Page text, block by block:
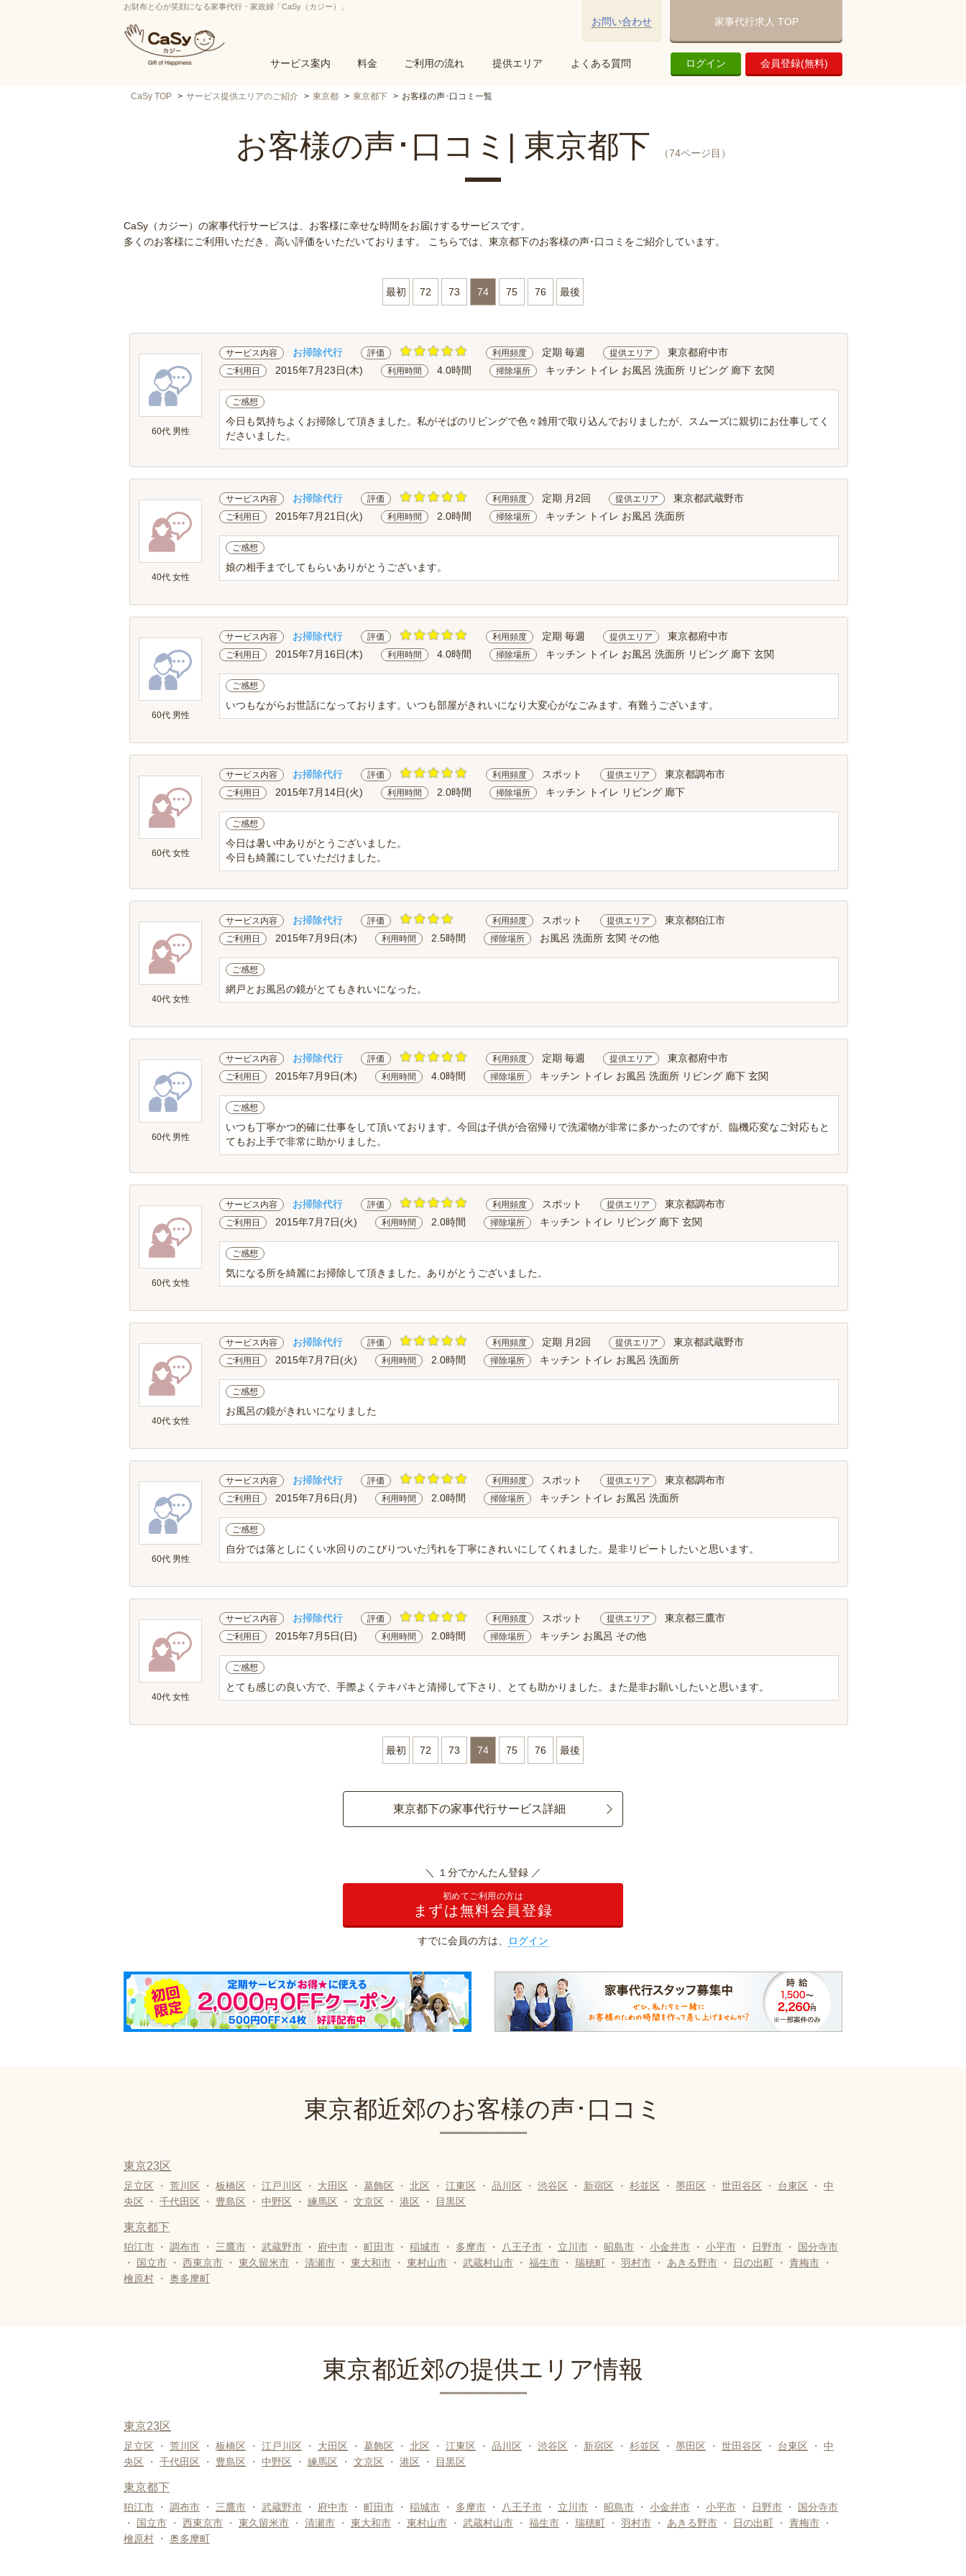
お財布と心が笑顔になる家事代行・家政婦「CaSy（カジー）」
サービス案内 料金 ご利用の流れ 提供エリア よくある質問 ログイン 会員登録(無料)
お問い合わせ 家事代行求人 TOP
CaSy TOP サービス提供エリアのご紹介 東京都 東京都下 お客様の声･口コミ一覧
お客様の声･口コミ| 東京都下 （74ページ目）
CaSy（カジー）の家事代行サービスは、お客様に幸せな時間をお届けするサービスです。
多くのお客様にご利用いただき、高い評価をいただいております。 こちらでは、東京都下のお客様の声･口コミをご紹介しています。
最初 72 73 74 75 76 最後
60代 男性
サービス内容 お掃除代行 評価 利用頻度 定期 毎週 提供エリア 東京都府中市
ご利用日 2015年7月23日(木) 利用時間 4.0時間 掃除場所 キッチン トイレ お風呂 洗面所 リビング 廊下 玄関
ご感想
今日も気持ちよくお掃除して頂きました。私がそばのリビングで色々雑用で取り込んでおりましたが、スムーズに親切にお仕事してく
ださいました。
40代 女性
サービス内容 お掃除代行 評価 利用頻度 定期 月2回 提供エリア 東京都武蔵野市
ご利用日 2015年7月21日(火) 利用時間 2.0時間 掃除場所 キッチン トイレ お風呂 洗面所
ご感想
娘の相手までしてもらいありがとうございます。
60代 男性
サービス内容 お掃除代行 評価 利用頻度 定期 毎週 提供エリア 東京都府中市
ご利用日 2015年7月16日(木) 利用時間 4.0時間 掃除場所 キッチン トイレ お風呂 洗面所 リビング 廊下 玄関
ご感想
いつもながらお世話になっております。いつも部屋がきれいになり大変心がなごみます。有難うございます。
60代 女性
サービス内容 お掃除代行 評価 利用頻度 スポット 提供エリア 東京都調布市
ご利用日 2015年7月14日(火) 利用時間 2.0時間 掃除場所 キッチン トイレ リビング 廊下
ご感想
今日は暑い中ありがとうございました。
今日も綺麗にしていただけました。
40代 女性
サービス内容 お掃除代行 評価 利用頻度 スポット 提供エリア 東京都狛江市
ご利用日 2015年7月9日(木) 利用時間 2.5時間 掃除場所 お風呂 洗面所 玄関 その他
ご感想
網戸とお風呂の鏡がとてもきれいになった。
60代 男性
サービス内容 お掃除代行 評価 利用頻度 定期 毎週 提供エリア 東京都府中市
ご利用日 2015年7月9日(木) 利用時間 4.0時間 掃除場所 キッチン トイレ お風呂 洗面所 リビング 廊下 玄関
ご感想
いつも丁寧かつ的確に仕事をして頂いております。今回は子供が合宿帰りで洗濯物が非常に多かったのですが、臨機応変なご対応もと
てもお上手で非常に助かりました。
60代 女性
サービス内容 お掃除代行 評価 利用頻度 スポット 提供エリア 東京都調布市
ご利用日 2015年7月7日(火) 利用時間 2.0時間 掃除場所 キッチン トイレ リビング 廊下 玄関
ご感想
気になる所を綺麗にお掃除して頂きました。ありがとうございました。
40代 女性
サービス内容 お掃除代行 評価 利用頻度 定期 月2回 提供エリア 東京都武蔵野市
ご利用日 2015年7月7日(火) 利用時間 2.0時間 掃除場所 キッチン トイレ お風呂 洗面所
ご感想
お風呂の鏡がきれいになりました
60代 男性
サービス内容 お掃除代行 評価 利用頻度 スポット 提供エリア 東京都調布市
ご利用日 2015年7月6日(月) 利用時間 2.0時間 掃除場所 キッチン トイレ お風呂 洗面所
ご感想
自分では落としにくい水回りのこびりついた汚れを丁寧にきれいにしてくれました。是非リピートしたいと思います。
40代 女性
サービス内容 お掃除代行 評価 利用頻度 スポット 提供エリア 東京都三鷹市
ご利用日 2015年7月5日(日) 利用時間 2.0時間 掃除場所 キッチン お風呂 その他
ご感想
とても感じの良い方で、手際よくテキパキと清掃して下さり、とても助かりました。また是非お願いしたいと思います。
最初 72 73 74 75 76 最後
東京都下の家事代行サービス詳細
＼ １分でかんたん登録 ／
初めてご利用の方は
まずは無料会員登録
すでに会員の方は、 ログイン
東京都近郊のお客様の声･口コミ
東京23区
足立区 ・ 荒川区 ・ 板橋区 ・ 江戸川区 ・ 大田区 ・ 葛飾区 ・ 北区 ・ 江東区 ・ 品川区 ・ 渋谷区 ・ 新宿区 ・ 杉並区 ・ 墨田区 ・ 世田谷区 ・ 台東区 ・ 中
央区 ・ 千代田区 ・ 豊島区 ・ 中野区 ・ 練馬区 ・ 文京区 ・ 港区 ・ 目黒区
東京都下
狛江市 ・ 調布市 ・ 三鷹市 ・ 武蔵野市 ・ 府中市 ・ 町田市 ・ 稲城市 ・ 多摩市 ・ 八王子市 ・ 立川市 ・ 昭島市 ・ 小金井市 ・ 小平市 ・ 日野市 ・
国分寺市
・
国立市 ・ 西東京市 ・ 東久留米市 ・ 清瀬市 ・ 東大和市 ・ 東村山市 ・ 武蔵村山市 ・ 福生市 ・ 瑞穂町 ・ 羽村市 ・ あきる野市 ・ 日の出町 ・ 青梅市 ・
檜原村 ・ 奥多摩町
東京都近郊の提供エリア情報
東京23区
足立区 ・ 荒川区 ・ 板橋区 ・ 江戸川区 ・ 大田区 ・ 葛飾区 ・ 北区 ・ 江東区 ・ 品川区 ・ 渋谷区 ・ 新宿区 ・ 杉並区 ・ 墨田区 ・ 世田谷区 ・ 台東区 ・ 中
央区 ・ 千代田区 ・ 豊島区 ・ 中野区 ・ 練馬区 ・ 文京区 ・ 港区 ・ 目黒区
東京都下
狛江市 ・ 調布市 ・ 三鷹市 ・ 武蔵野市 ・ 府中市 ・ 町田市 ・ 稲城市 ・ 多摩市 ・ 八王子市 ・ 立川市 ・ 昭島市 ・ 小金井市 ・ 小平市 ・ 日野市 ・
国分寺市
・
国立市 ・ 西東京市 ・ 東久留米市 ・ 清瀬市 ・ 東大和市 ・ 東村山市 ・ 武蔵村山市 ・ 福生市 ・ 瑞穂町 ・ 羽村市 ・ あきる野市 ・ 日の出町 ・ 青梅市 ・
檜原村 ・ 奥多摩町